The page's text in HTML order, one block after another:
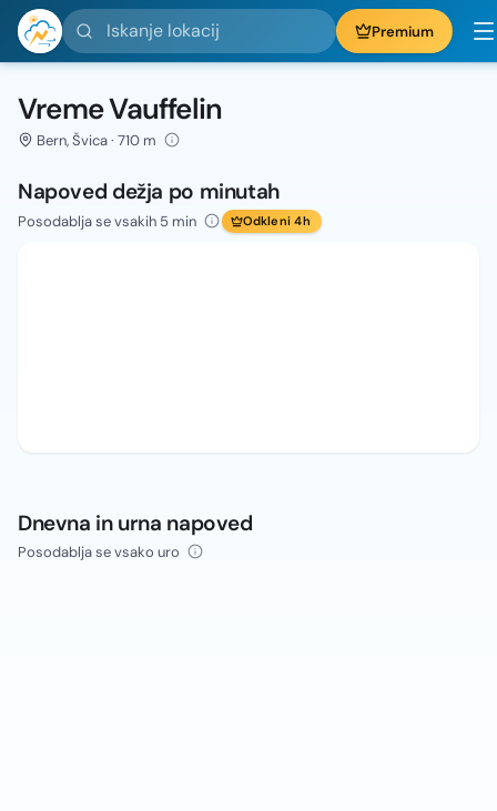
Iskanje lokacij Premium
Vreme Vauffelin
Bern, Švica · 710 m
Napoved dežja po minutah
Posodablja se vsakih 5 min Odkleni 4h
Dnevna in urna napoved
Posodablja se vsako uro